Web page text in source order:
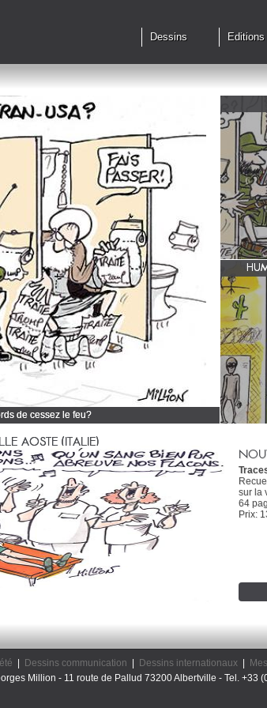
Dessins Editions
de cessez le feu?
mes dessins d'actualité
Qu'en est
le feu?
zone 51
AOSTE (ITALIE)
sur la
64
Prix:
Dessins communication Dessins internationaux|
Million - 11 route de Pallud 73200 Albertville - Tel. +33